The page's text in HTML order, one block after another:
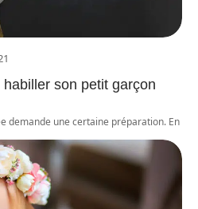
son petit garçon
demande une certaine préparation. En